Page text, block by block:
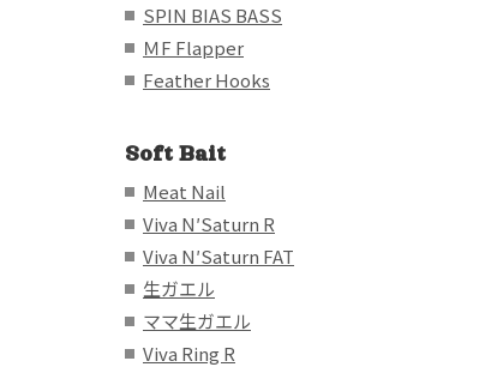
SPIN BIAS BASS
ＭF Flapper
Feather Hooks
Soft Bait
Meat Nail
Viva N′Saturn R
Viva N′Saturn FAT
生ガエル
ママ生ガエル
Viva Ring R